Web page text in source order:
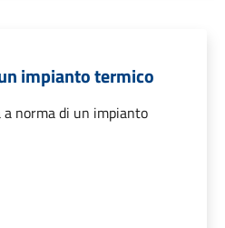
impianto termico
a norma di un impianto